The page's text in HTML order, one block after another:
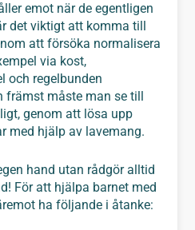
emot när de egentligen
det viktigt att komma till
att försöka normalisera
via kost,
och regelbunden
måste man se till
genom att lösa upp
med hjälp av lavemang.
hand utan rådgör alltid
För att hjälpa barnet med
ha följande i åtanke: